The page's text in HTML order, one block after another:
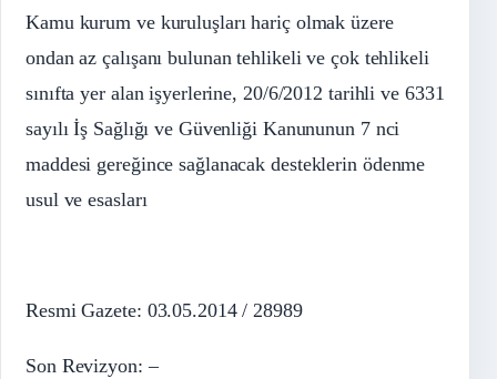
Kamu kurum ve kuruluşları hariç olmak üzere
ondan az çalışanı bulunan tehlikeli ve çok tehlikeli
sınıfta yer alan işyerlerine, 20/6/2012 tarihli ve 6331
sayılı İş Sağlığı ve Güvenliği Kanununun 7 nci
maddesi gereğince sağlanacak desteklerin ödenme
usul ve esasları
Resmi Gazete: 03.05.2014 / 28989
Son Revizyon: –